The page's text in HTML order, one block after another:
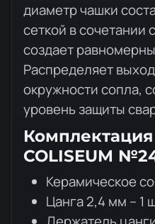
диаметр чашки
сеткой в сочетании
создает
Распределяет
окружности сопла,
уровень защиты
COLISEUM
Керамическое
Цанга 2,4 мм – 1